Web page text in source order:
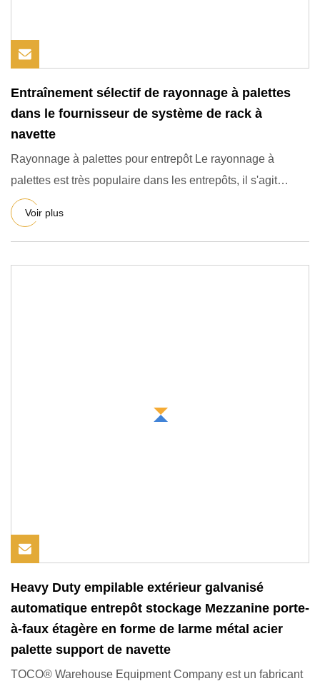
Entraînement sélectif de rayonnage à palettes
dans le fournisseur de système de rack à
navette
Rayonnage à palettes pour entrepôt Le rayonnage à
palettes est très populaire dans les entrepôts, il s'agit
essentielle
Voir plus
Heavy Duty empilable extérieur galvanisé
automatique entrepôt stockage Mezzanine porte-
à-faux étagère en forme de larme métal acier
palette support de navette
TOCO® Warehouse Equipment Company est un fabricant